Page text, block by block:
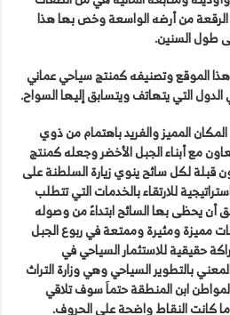
الرقعة من أرضه الواسعة وخص بها هذا
طول السنين.
هذا الموقع وتصنيفه كمنتج سياحي عماني
التي يتهاتف ويتسابق إليها السواح.
المميز والفريد باهتمام من ذوي
مع أبناء الجبل الأخضر وجعله كمنتج
لكل سائح ينوي زيارة السلطنة على
للارتقاء بالخدمات التي تتطلب
أن يحظى بها السائح ابتداءً من وصوله
مميزة ومثيرة وممتعة في ربوع الجبل
حقيقية للاستثمار السياحي في
بالتطوير السياحي وهي وزارة التراث
ابن المنطقة حتماَ سوف تلاقي
ما كانت النقاط واضحة على الحروف.